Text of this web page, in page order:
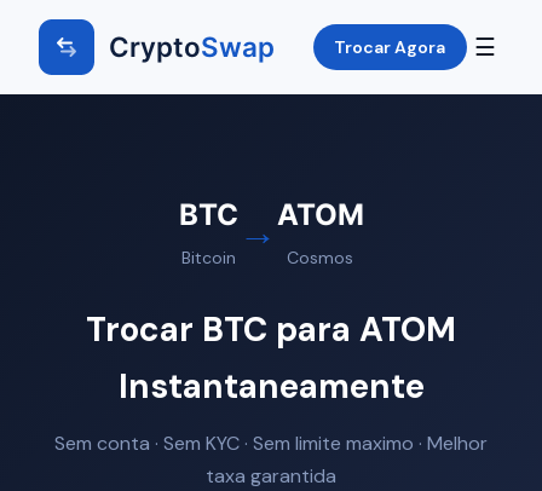
CryptoSwap Trocar Agora ☰
BTC
Bitcoin
→ ATOM
Cosmos
Trocar BTC para ATOM
Instantaneamente
Sem conta · Sem KYC · Sem limite maximo · Melhor
taxa garantida